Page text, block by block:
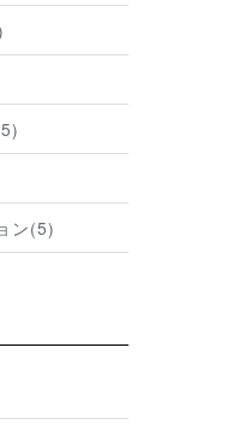
ン(5)